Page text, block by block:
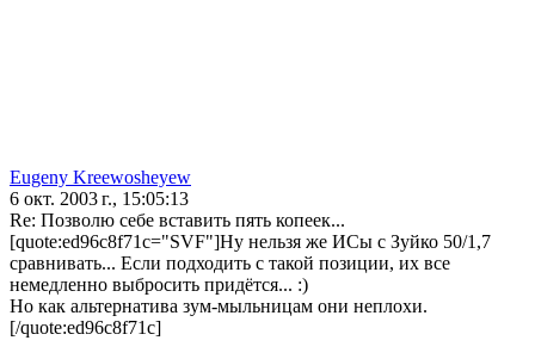
Eugeny Kreewosheyew
6 окт. 2003 г., 15:05:13
Re: Позволю себе вставить пять копеек...
[quote:ed96c8f71c="SVF"]Ну нельзя же ИСы с Зуйко 50/1,7
сравнивать... Если подходить с такой позиции, их все
немедленно выбросить придётся... :)
Но как альтернатива зум-мыльницам они неплохи.
[/quote:ed96c8f71c]